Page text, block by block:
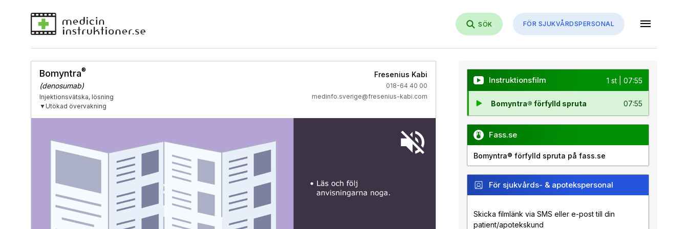
SÖK FÖR SJUKVÅRDSPERSONAL menu
Bomyntra®
(denosumab)
Injektionsvätska, lösning
▼Utökad övervakning
Fresenius Kabi
018-64 40 00
medinfo.sverige@fresenius-kabi.com
Instruktionsfilm 1 st | 07:55
Bomyntra® förfylld spruta 07:55
Fass.se
Bomyntra® förfylld spruta på fass.se
För sjukvårds- & apotekspersonal
Skicka filmlänk via SMS eller e-post till din
patient/apotekskund